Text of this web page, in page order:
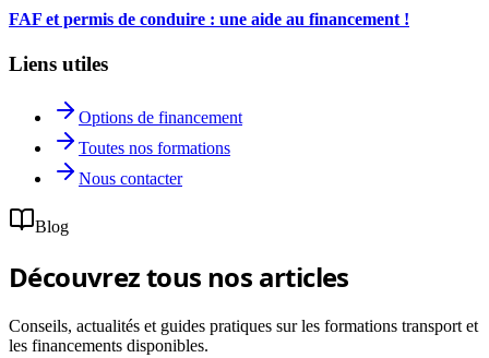
FAF et permis de conduire : une aide au financement !
Liens utiles
Options de financement
Toutes nos formations
Nous contacter
Blog
Découvrez tous nos articles
Conseils, actualités et guides pratiques sur les formations transport et
les financements disponibles.